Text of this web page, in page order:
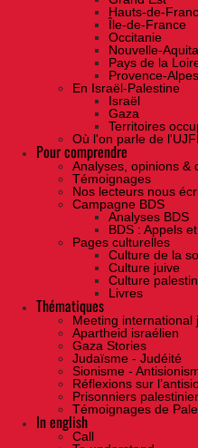
Hauts-de-
Île-de-France
Occitanie
Nouvelle-
Pays de la
Provence-
En Israël-Palestine
Israël
Gaza
Territoires
Où l'on parle de
Pour comprendre
Analyses, opinions &
Témoignages
Nos lecteurs nous
Campagne BDS
Analyses BDS
BDS : Appels
Pages culturelles
Culture de la
Culture juive
Culture
Livres
Thématiques
Meeting
Apartheid israélien
Gaza Stories
Judaïsme - Judéité
Sionisme -
Réflexions sur
Prisonniers
Témoignages de
In english
Call